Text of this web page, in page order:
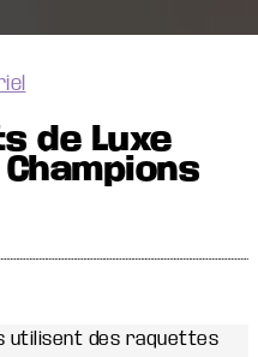
de Luxe
utilisent des raquettes